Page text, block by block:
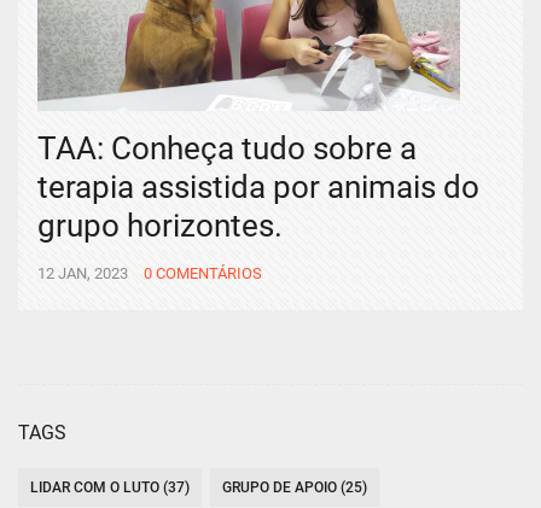
TAA: Conheça tudo sobre a
terapia assistida por animais do
grupo horizontes.
12 JAN, 2023 0 COMENTÁRIOS
TAGS
LIDAR COM O LUTO (37) GRUPO DE APOIO (25)